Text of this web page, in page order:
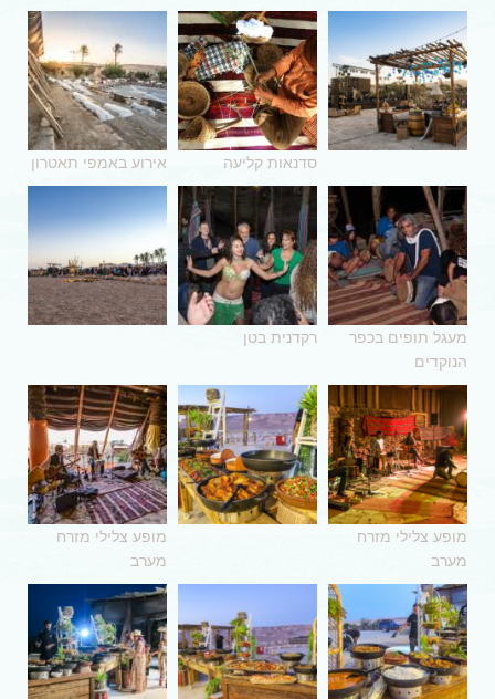
סדנאות קליעה אירוע באמפי תאטרון
מעגל תופים בכפר
הנוקדים
רקדנית בטן
מופע צלילי מזרח
מערב
מופע צלילי מזרח
מערב